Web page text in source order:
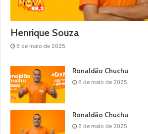
Henrique Souza
6 de maio de 2025
Ronaldão Chuchu
6 de maio de 2025
Ronaldão Chuchu
6 de maio de 2025